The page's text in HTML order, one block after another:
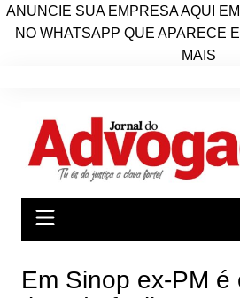
ANUNCIE SUA EMPRESA AQUI
NO WHATSAPP QUE APARECE
MAIS
conteúdo
Em Sinop ex-PM